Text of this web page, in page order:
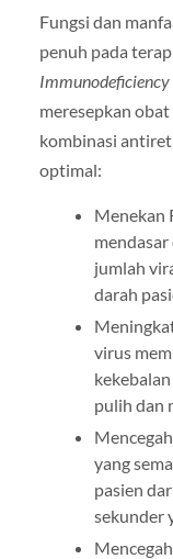
Fungsi dan
penuh pada
meresepkan
kombinasi
optimal:
Menekan
jumlah
darah
virus
pulih dan
yang
pasien
sekunder